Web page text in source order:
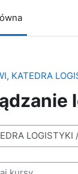
KATEDRA
kursów